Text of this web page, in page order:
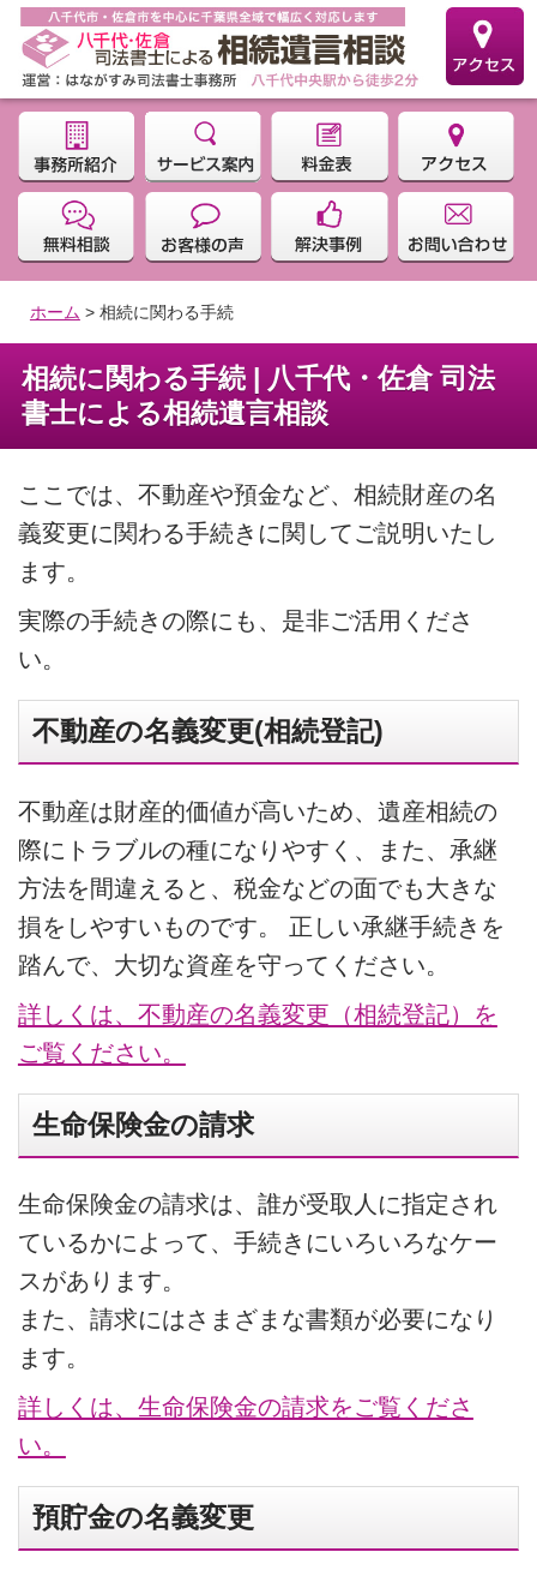
ホーム > 相続に関わる手続
相続に関わる手続 | 八千代・佐倉 司法
書士による相続遺言相談
ここでは、不動産や預金など、相続財産の名
義変更に関わる手続きに関してご説明いたし
ます。
実際の手続きの際にも、是非ご活用くださ
い。
不動産の名義変更(相続登記)
不動産は財産的価値が高いため、遺産相続の
際にトラブルの種になりやすく、また、承継
方法を間違えると、税金などの面でも大きな
損をしやすいものです。 正しい承継手続きを
踏んで、大切な資産を守ってください。
詳しくは、不動産の名義変更（相続登記）を
ご覧ください。
生命保険金の請求
生命保険金の請求は、誰が受取人に指定され
ているかによって、手続きにいろいろなケー
スがあります。
また、請求にはさまざまな書類が必要になり
ます。
詳しくは、生命保険金の請求をご覧くださ
い。
預貯金の名義変更